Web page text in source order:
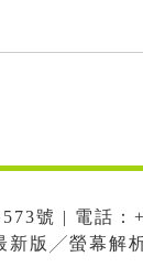
號 | 電話：
新版╱螢幕解